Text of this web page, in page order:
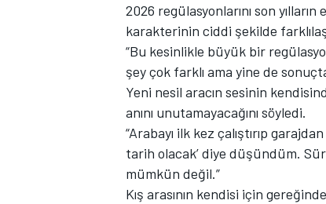
2026 regülasyonlarını son
karakterinin ciddi şekilde
“Bu kesinlikle büyük bir
şey çok farklı ama yine de
Yeni nesil aracın sesinin
anını unutamayacağını söyledi.
“Arabayı ilk kez çalıştırıp
tarih olacak’ diye düşündüm.
mümkün değil.”
Kış arasının kendisi için